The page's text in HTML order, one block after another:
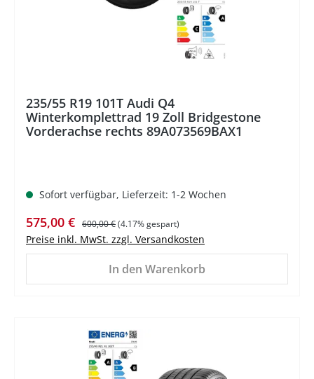
235/55 R19 101T Audi Q4
Winterkomplettrad 19 Zoll Bridgestone
Vorderachse rechts 89A073569BAX1
Sofort verfügbar, Lieferzeit: 1-2 Wochen
Verkaufspreis:
575,00 € Regulärer Preis:
600,00 €(4.17% gespart)
Preise inkl. MwSt. zzgl. Versandkosten
In den Warenkorb